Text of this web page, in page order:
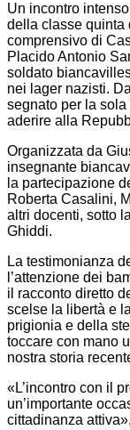
Un incontro
della classe quinta
comprensivo di
Placido Antonio
soldato
nei lager nazisti.
segnato per la sola
aderire alla
Organizzata da
insegnante
la partecipazione
Roberta Casalini,
altri docenti, sotto
Ghiddi.
La testimonianza
l’attenzione dei
il racconto diretto
scelse la libertà e
prigionia e della
toccare con mano
nostra storia
«L’incontro con il
un’importante
cittadinanza